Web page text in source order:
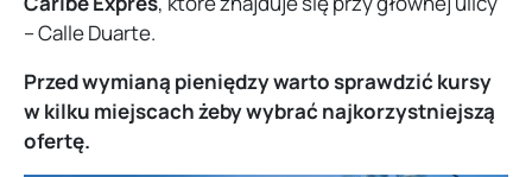
– Calle Duarte.
Przed wymianą pieniędzy warto sprawdzić kursy
w kilku miejscach żeby wybrać najkorzystniejszą
ofertę.